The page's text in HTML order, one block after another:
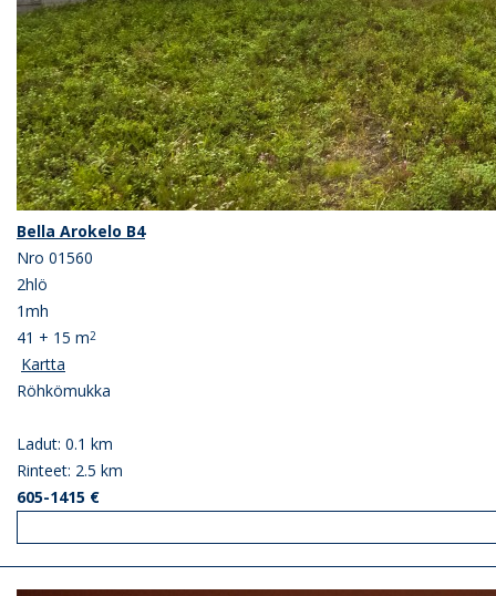
Bella Arokelo B4
Nro 01560
2hlö
1mh
41 + 15 m2
Kartta
Röhkömukka
Ladut: 0.1 km
Rinteet: 2.5 km
605-1415 €